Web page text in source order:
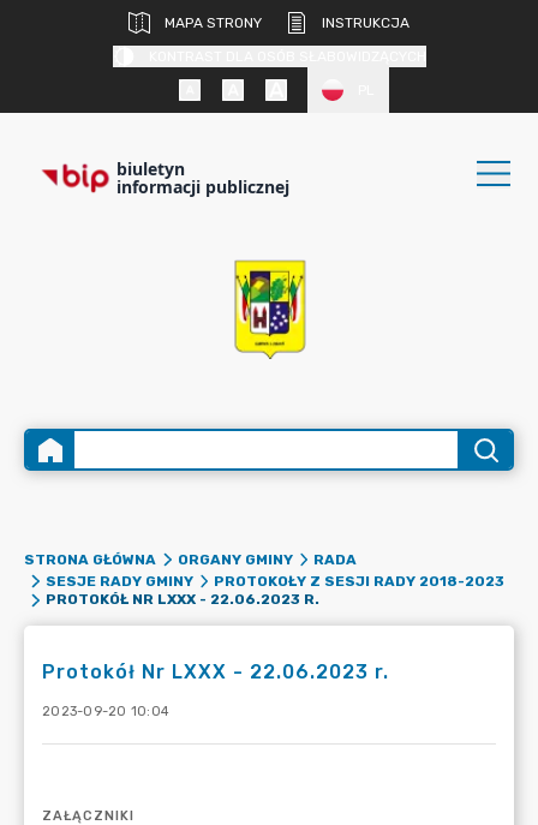
MAPA STRONY
INSTRUKCJA
biuletyn
informacji publicznej
STRONA GŁÓWNA ORGANY GMINY
RADA
SESJE RADY GMINY
PROTOKOŁY Z SESJI RADY 2018-2023
PROTOKÓŁ NR LXXX - 22.06.2023 R.
Protokół Nr LXXX - 22.06.2023 r.
2023-09-20 10:04
ZAŁĄCZNIKI